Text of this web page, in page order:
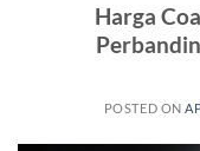
Harga
POSTED ON